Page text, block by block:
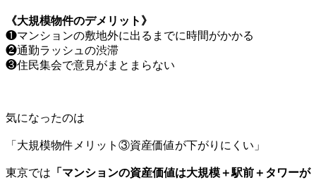
《大規模物件のデメリット》
❶マンションの敷地外に出るまでに時間がかかる
❷通勤ラッシュの渋滞
❸住民集会で意見がまとまらない
気になったのは
「大規模物件メリット③資産価値が下がりにくい」
東京では 「マンションの資産価値は大規模＋駅前＋タワーが